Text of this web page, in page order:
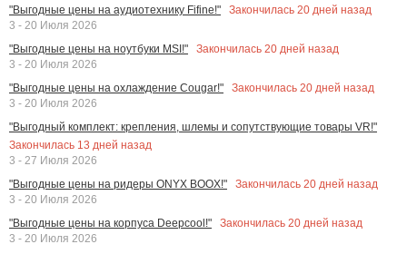
"Выгодные цены на аудиотехнику Fifine!"
Закончилась 20 дней назад
3 - 20 Июля 2026
"Выгодные цены на ноутбуки MSI!"
Закончилась 20 дней назад
3 - 20 Июля 2026
"Выгодные цены на охлаждение Cougar!"
Закончилась 20 дней назад
3 - 20 Июля 2026
"Выгодный комплект: крепления, шлемы и сопутствующие товары VR!"
Закончилась 13 дней назад
3 - 27 Июля 2026
"Выгодные цены на ридеры ONYX BOOX!"
Закончилась 20 дней назад
3 - 20 Июля 2026
"Выгодные цены на корпуса Deepcool!"
Закончилась 20 дней назад
3 - 20 Июля 2026